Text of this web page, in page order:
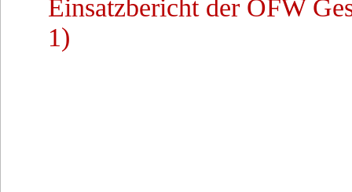
Einsatzbericht der OFW
1)